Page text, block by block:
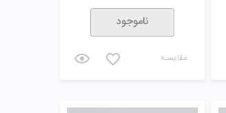
ناموجود
مقایسـه